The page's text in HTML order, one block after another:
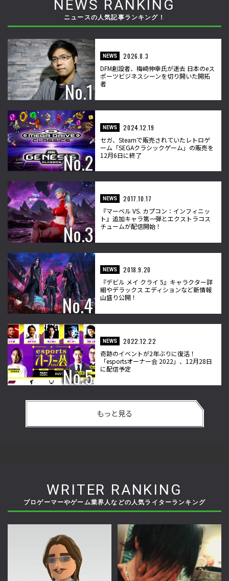
NEWS RANKING
ニュースの人気記事ランキング！
NEWS
2026.8.3
DFM創設者、梅崎伸幸氏が逝去 日本のeス
ポーツビジネスシーンを切り開いた開拓
者
NEWS
2024.12.19
セガ、Steamで販売されていたレトロゲ
ーム「SEGAクラシックゲーム」の販売を
12月6日に終了
NEWS
2017.10.17
『マーベル VS. カプコン：インフィニッ
ト』追加キャラ第一弾とエクストラコス
チュームが配信開始！
NEWS
2018.9.20
『デビル メイ クライ 5』キャラクター詳
細やデラックス エディションなど新情報
山盛り公開！
NEWS
2022.12.22
奇跡のイベントが2年ぶりに復活！
「esportsオーナー会 2022」、12月28日
に配信予定
もっと見る
WRITER RANKING
プロゲーマーやゲーム業界人などの人気ライターランキング